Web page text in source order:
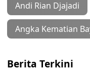
Andi Rian Djajadi
Angka Kematian
Berita Terkini